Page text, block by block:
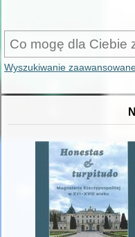
Wyszukiwanie